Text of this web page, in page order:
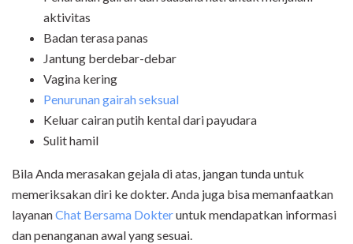
aktivitas
Badan terasa panas
Jantung berdebar-debar
Vagina kering
Penurunan gairah seksual
Keluar cairan putih kental dari payudara
Sulit hamil
Bila Anda merasakan gejala di atas, jangan tunda untuk
memeriksakan diri ke dokter. Anda juga bisa memanfaatkan
layananChat Bersama Dokteruntuk mendapatkan informasi
dan penanganan awal yang sesuai.